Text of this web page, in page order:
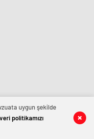
uygun şekilde
veri politikamızı